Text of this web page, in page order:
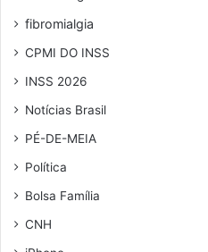
fibromialgia
CPMI DO INSS
INSS 2026
Notícias Brasil
PÉ-DE-MEIA
Política
Bolsa Família
CNH